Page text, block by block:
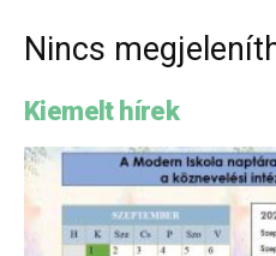
Általános
Nincs
Kiemelt hírek